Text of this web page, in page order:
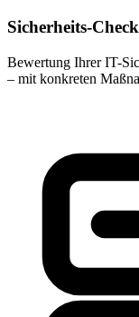
Sicherheits-Check
Bewertung Ihrer IT-
– mit konkreten